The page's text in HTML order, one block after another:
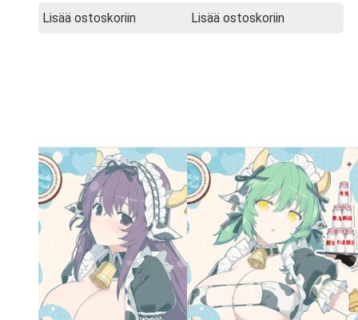
kumimatto
Lisää ostoskoriin
Maid kumimatto
Lisää ostoskoriin